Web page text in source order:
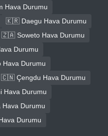
Durumu
🇰🇷 Daegu Hava Durumu
🇿🇦 Soweto Hava Durumu
Durumu
Durumu
🇨🇳 Çengdu Hava Durumu
Durumu
Durumu
Durumu